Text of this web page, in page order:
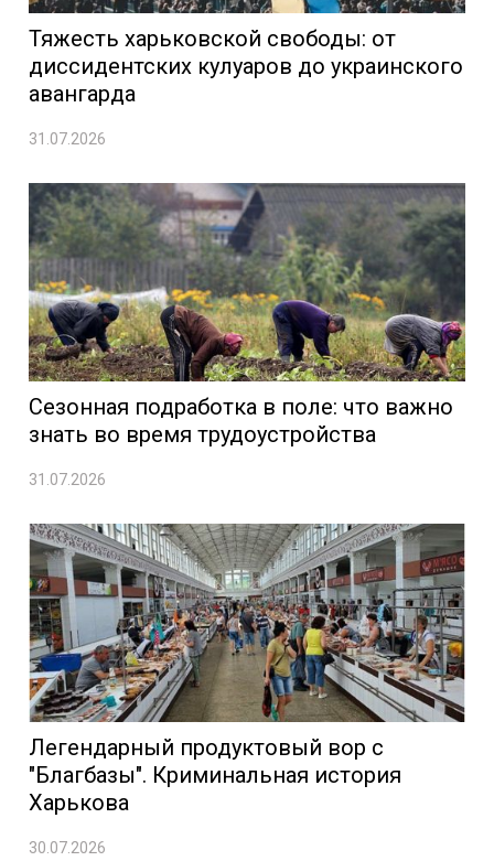
Тяжесть харьковской свободы: от
диссидентских кулуаров до украинского
авангарда
31.07.2026
Сезонная подработка в поле: что важно
знать во время трудоустройства
31.07.2026
Легендарный продуктовый вор с
"Благбазы". Криминальная история
Харькова
30.07.2026